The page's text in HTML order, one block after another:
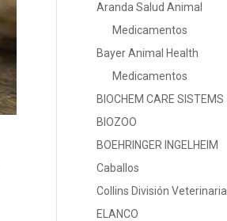
Aranda Salud Animal
Medicamentos
Bayer Animal Health
Medicamentos
BIOCHEM CARE SISTEMS
BIOZOO
BOEHRINGER INGELHEIM
Caballos
Collins División Veterinaria
ELANCO